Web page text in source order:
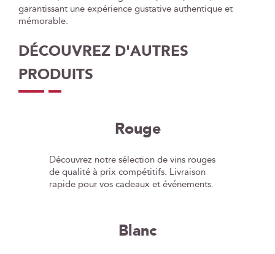
garantissant une expérience gustative authentique et
mémorable.
DÉCOUVREZ D'AUTRES
PRODUITS
Rouge
Découvrez notre sélection de vins rouges
de qualité à prix compétitifs. Livraison
rapide pour vos cadeaux et événements.
Blanc